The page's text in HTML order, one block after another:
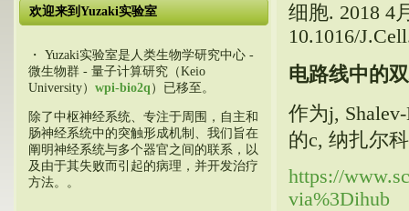
欢迎来到Yuzaki实验室
・ Yuzaki实验室是人类生物学研究中心 -
微生物群 - 量子计算研究（Keio
University） wpi-bio2q ）已移至。
除了中枢神经系统、专注于周围，自主和
肠神经系统中的突触形成机制、我们旨在
阐明神经系统与多个器官之间的联系，以
及由于其失败而引起的病理，并开发治疗
方法。。
细胞. 2018 4
10.1016/
电路线中的
作为j,
的c, 纳扎尔
https://
via%3Dihub